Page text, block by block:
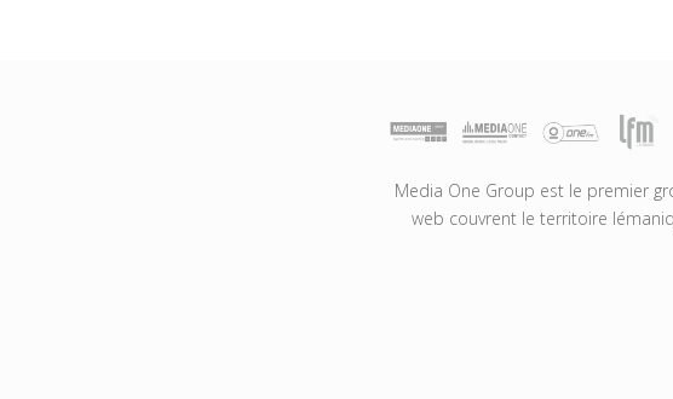
Media One Group est le premier
web couvrent le territoire